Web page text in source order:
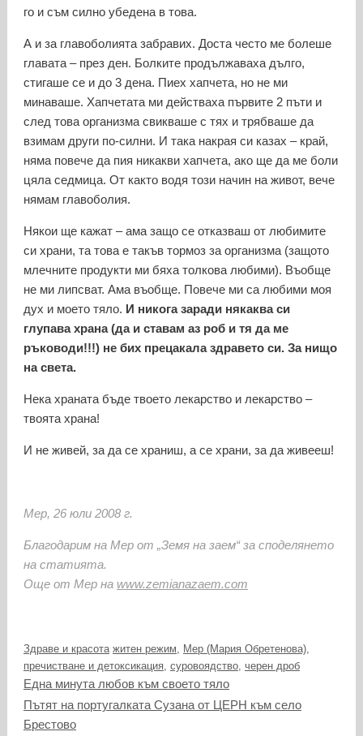
го и съм силно убедена в това.
А и за главоболията забравих. Доста често ме болеше
главата – през ден. Болките продължаваха дълго,
стигаше се и до 3 дена. Пиех хапчета, но не ми
минаваше. Хапчетата ми действаха първите 2 пъти и
след това организма свикваше с тях и трябваше да
взимам други по-силни. И така накрая си казах – край,
няма повече да пия никакви хапчета, ако ще да ме боли
цяла седмица. От както водя този начин на живот, вече
нямам главоболия.
Някои ще кажат – ама защо се отказваш от любимите
си храни, та това е такъв тормоз за организма (защото
млечните продукти ми бяха толкова любими). Въобще
не ми липсват. Ама въобще. Повече ми са любими моя
дух и моето тяло. И никога заради някаква си
глупава храна (да и ставам аз роб и тя да ме
ръководи!!!) не бих прецакала здравето си. За нищо
на света.
Нека храната бъде твоето лекарство и лекарство –
твоята храна!
И не живей, за да се храниш, а се храни, за да живееш!
Мер, 26 юли 2008 г.
Благодарим на Мер от „Земя на заем“ за споделянето
на статията.
Още от Мер на www.zemianazaem.com
Категории
Здраве и красота Етикети
житен режим, Мер (Мария Обретенова),
пречистване и детоксикация, суровоядство, черен дроб
Една минута любов към своето тяло
Пътят на португалката Сузана от ЦЕРН към село
Брестово